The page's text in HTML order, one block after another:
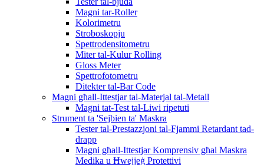
Magni tar-Roller
Kolorimetru
Stroboskopju
Spettrodensitometru
Miter tal-Kulur Rolling
Gloss Meter
Spettrofotometru
Ditekter tal-Bar Code
Magni għall-Ittestjar tal-Materjal tal-Metall
Magni tat-Test tal-Liwi ripetuti
Strument ta 'Sejbien ta' Maskra
Tester tal-Prestazzjoni tal-Fjammi Retardant tad-
drapp
Magni għall-Ittestjar Komprensiv għal Maskra
Medika u Ħwejjeġ Protettivi